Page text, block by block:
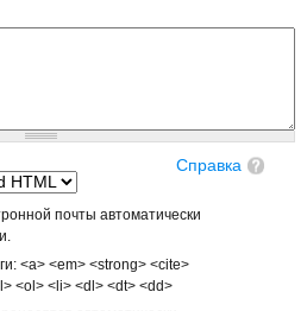
Справка
почты автоматически
<a> <em> <strong> <cite>
<ol> <li> <dl> <dt> <dd>